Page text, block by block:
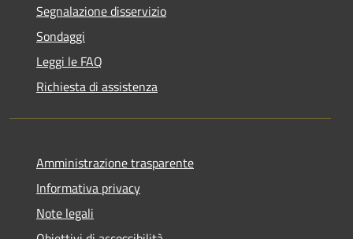
Segnalazione disservizio
Sondaggi
Leggi le FAQ
Richiesta di assistenza
Amministrazione trasparente
Informativa privacy
Note legali